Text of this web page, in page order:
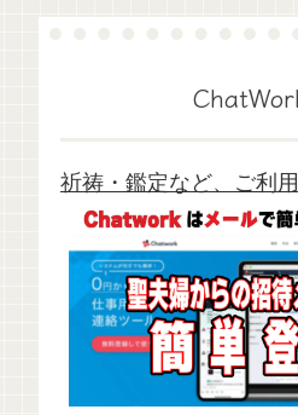
祈祷・鑑定など、ご利